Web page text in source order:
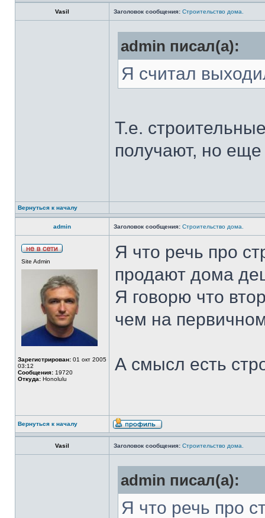
Vasil Заголовок сообщения: Строительство дома.
admin писал(а):
Я считал
Т.е.
получают, но
Вернуться к началу
admin Заголовок сообщения: Строительство дома.
Site Admin
Зарегистрирован: 01 окт 2005
03:12
Сообщения: 19720
Откуда: Honolulu
Я что речь про
продают дома
Я говорю что
чем на
А смысл есть
Вернуться к началу
Vasil Заголовок сообщения: Строительство дома.
admin писал(а):
Я что речь про